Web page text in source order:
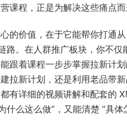
课程，正是为解决这些痛点而
的价值，在于它能帮你打通从
路。在人群推广板块，你不仅
跟着课程一步步掌握拉新计
拉新计划，还是利用老品带
有详细的视频讲解和配套的
什么这么做”，又能清楚 “具体